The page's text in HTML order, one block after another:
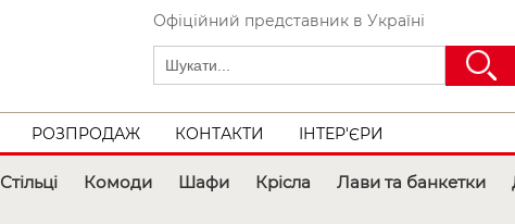
Офіційний представник в Україні
РОЗПРОДАЖ КОНТАКТИ ІНТЕР'ЄРИ
Стільці Комоди Шафи Крісла Лави та банкетки